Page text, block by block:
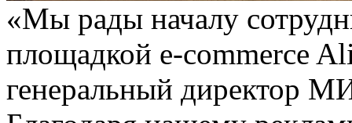
«Мы рады началу
площадкой e-commerce
генеральный директор